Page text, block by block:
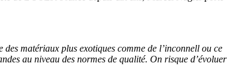
matériaux plus exotiques comme de l’inconnell ou ce
au niveau des normes de qualité. On risque d’évoluer